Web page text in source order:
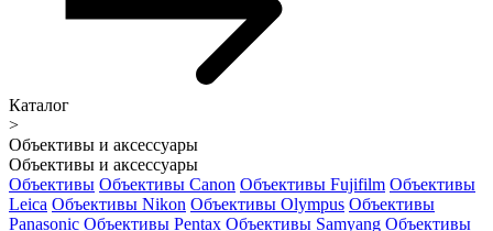
Каталог
>
Объективы и аксессуары
Объективы и аксессуары
Объективы Объективы Canon Объективы Fujifilm Объективы
Leica Объективы Nikon Объективы Olympus Объективы
Panasonic Объективы Pentax Объективы Samyang Объективы